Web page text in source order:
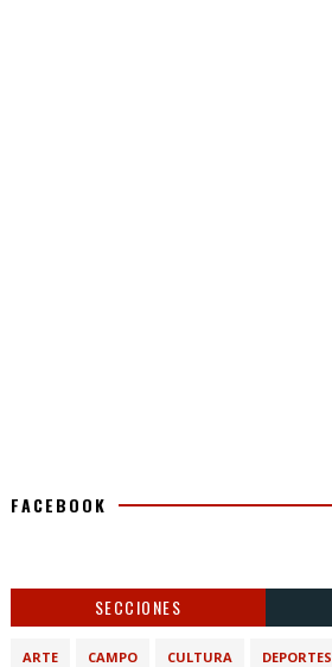
FACEBOOK
SECCIONES
ARTE CAMPO CULTURA DEPORTES